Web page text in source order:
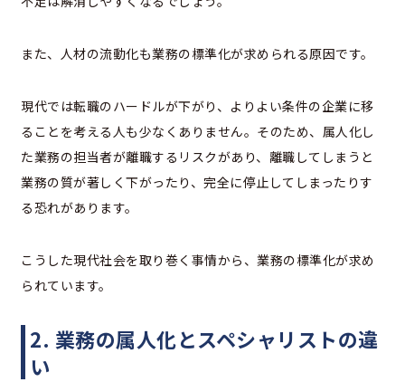
また、人材の流動化も業務の標準化が求められる原因です。
現代では転職のハードルが下がり、よりよい条件の企業に移
ることを考える人も少なくありません。そのため、属人化し
た業務の担当者が離職するリスクがあり、離職してしまうと
業務の質が著しく下がったり、完全に停止してしまったりす
る恐れがあります。
こうした現代社会を取り巻く事情から、業務の標準化が求め
られています。
2. 業務の属人化とスペシャリストの違
い